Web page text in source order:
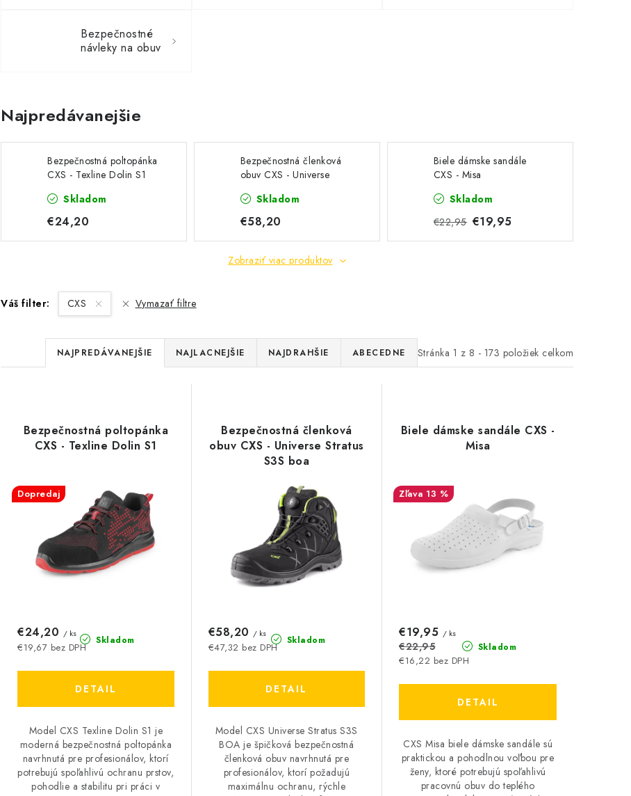
Bezpečnostné
návleky na obuv
Najpredávanejšie
Bezpečnostná poltopánka
CXS - Texline Dolin S1
Skladom
€24,20
Bezpečnostná členková
obuv CXS - Universe
Skladom
€58,20
Biele dámske sandále
CXS - Misa
Skladom
€22,95 €19,95
Zobraziť viac produktov
Váš filter: CXS Vymazať filtre
Stránka 1 z 8 - 173 položiek celkom
R
a
e
n
i
e
p
r
u
k
o
v
NAJPREDÁVANEJŠIE NAJLACNEJŠIE NAJDRAHŠIE ABECEDNE
Bezpečnostná poltopánka
CXS - Texline Dolin S1
Dopredaj
Skladom
€19,67 bez DPH
€24,20 / ks
DETAIL
Model CXS Texline Dolin S1 je
moderná bezpečnostná poltopánka
navrhnutá pre profesionálov, ktorí
potrebujú spoľahlivú ochranu prstov,
pohodlie a stabilitu pri práci v
Bezpečnostná členková
obuv CXS - Universe Stratus
S3S boa
Skladom
€47,32 bez DPH
€58,20 / ks
DETAIL
Model CXS Universe Stratus S3S
BOA je špičková bezpečnostná
členková obuv navrhnutá pre
profesionálov, ktorí požadujú
maximálnu ochranu, rýchle
Biele dámske sandále CXS -
Misa
13 %
Skladom
€16,22 bez DPH
€19,95 / ks
€22,95
DETAIL
CXS Misa biele dámske sandále sú
praktickou a pohodlnou voľbou pre
ženy, ktoré potrebujú spoľahlivú
pracovnú obuv do teplého